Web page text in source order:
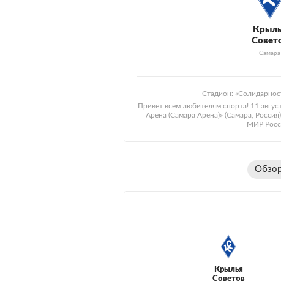
Самара
Стадион:
Привет всем любителям спорта! 11
Арена (Самара Арена)» (Самара,
МИР
Крылья
Советов